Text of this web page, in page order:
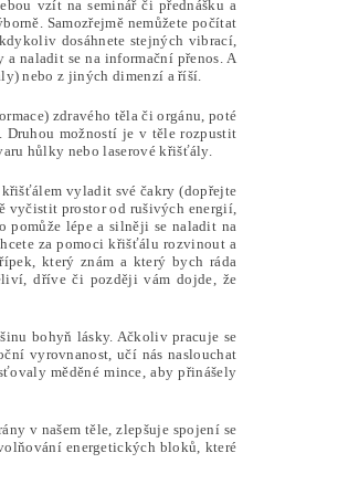
vzít na seminář či přednášku a
Samozřejmě nemůžete počítat
dosáhnete stejných vibrací,
naladit se na informační přenos. A
nebo z jiných dimenzí a říší.
zdravého těla či orgánu, poté
Druhou možností je v těle rozpustit
hůlky nebo laserové křišťály.
vyladit své čakry (dopřejte
vyčistit prostor od rušivých energií,
pomůže lépe a silněji se naladit na
za pomoci křišťálu rozvinout a
který znám a který bych ráda
dříve či později vám dojde, že
bohyň lásky. Ačkoliv pracuje se
vyrovnanost, učí nás naslouchat
měděné mince, aby přinášely
v našem těle, zlepšuje spojení se
energetických bloků, které